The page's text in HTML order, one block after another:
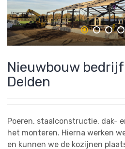
Nieuwbouw
Delden
Poeren, staalconstructie, dak-
het monteren. Hierna werken
en kunnen we de kozijnen